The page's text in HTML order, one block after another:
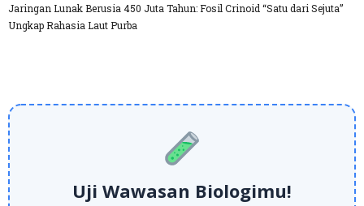
Jaringan Lunak Berusia 450 Juta Tahun: Fosil Crinoid “Satu dari Sejuta”
Ungkap Rahasia Laut Purba
Uji Wawasan Biologimu!